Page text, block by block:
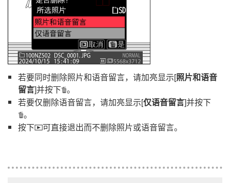
若要同时删除照片和语音留言，请加亮显示[照片和语音
留言]并按下O。
若要仅删除语音留言，请加亮显示[仅语音留言]并按下
O。
按下K可直接退出而不删除照片或语音留言。